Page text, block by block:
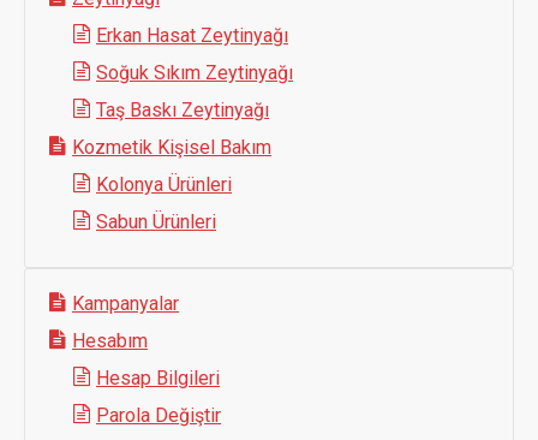
Erkan Hasat Zeytinyağı
Soğuk Sıkım Zeytinyağı
Taş Baskı Zeytinyağı
Kozmetik Kişisel Bakım
Kolonya Ürünleri
Sabun Ürünleri
Kampanyalar
Hesabım
Hesap Bilgileri
Parola Değiştir